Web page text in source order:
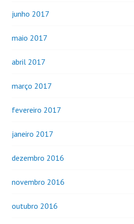
junho 2017
maio 2017
abril 2017
março 2017
fevereiro 2017
janeiro 2017
dezembro 2016
novembro 2016
outubro 2016